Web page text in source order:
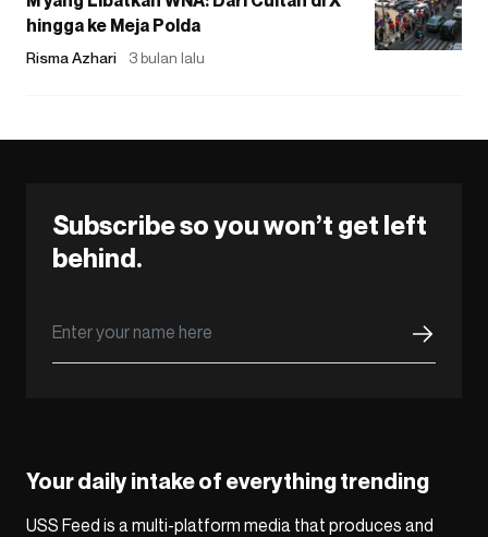
hingga ke Meja Polda
Risma Azhari 3 bulan lalu
Subscribe so you won’t get left
behind.
Your daily intake of everything trending
USS Feed is a multi-platform media that produces and